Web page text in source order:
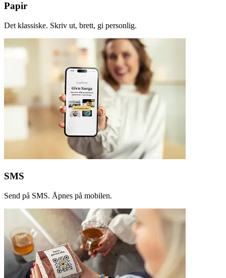
Papir
Det klassiske. Skriv ut, brett, gi personlig.
SMS
Send på SMS. Åpnes på mobilen.